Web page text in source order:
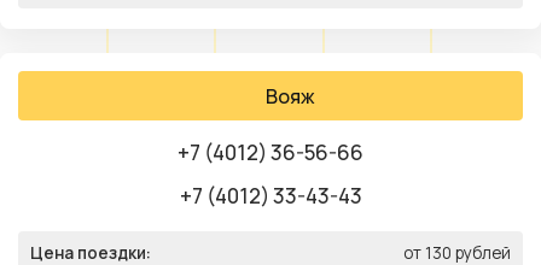
Вояж
+7 (4012) 36-56-66
+7 (4012) 33-43-43
Цена поездки: от 130 рублей